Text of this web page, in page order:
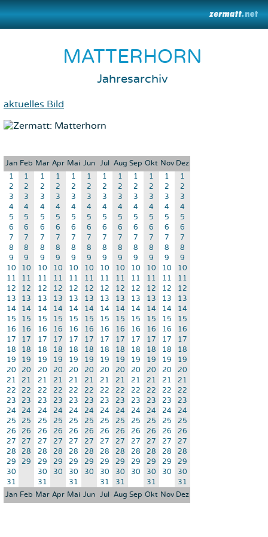
MATTERHORN
Jahresarchiv
aktuelles Bild
Jan Feb Mar Apr Mai Jun Jul Aug Sep Okt Nov Dez
Jan Feb Mar Apr Mai Jun Jul Aug Sep Okt Nov Dez
1 1 1 1 1 1 1 1 1 1 1
1
2
2 2 2 2 2 2 2 2 2 2
2
3
3 3 3 3 3 3 3 3 3 3
3
4
4 4 4 4 4 4 4 4 4 4
4
5
5 5 5 5 5 5 5 5 5 5
5
6
6 6 6 6 6 6 6 6 6 6
6
7
7 7 7 7 7 7 7 7 7 7
7
8
8 8 8 8 8 8 8 8 8 8
8
9
9 9 9 9 9 9 9 9 9 9
9
10
10 10 10 10 10 10 10 10 10 10
10
11
11 11 11 11 11 11 11 11 11 11
11
12
12 12 12 12 12 12 12 12 12 12
12
13
13 13 13 13 13 13 13 13 13 13
13
14
14 14 14 14 14 14 14 14 14 14
14
15
15 15 15 15 15 15 15 15 15 15
15
16
16 16 16 16 16 16 16 16 16 16
16
17
17 17 17 17 17 17 17 17 17 17
17
18
18 18 18 18 18 18 18 18 18 18
18
19
19 19 19 19 19 19 19 19 19 19
19
20
20 20 20 20 20 20 20 20 20 20
20
21
21 21 21 21 21 21 21 21 21 21
21
22
22 22 22 22 22 22 22 22 22 22
22
23
23 23 23 23 23 23 23 23 23 23
23
24
24 24 24 24 24 24 24 24 24 24
24
25
25 25 25 25 25 25 25 25 25 25
25
26
26 26 26 26 26 26 26 26 26 26
26
27
27 27 27 27 27 27 27 27 27 27
27
28
28 28 28 28 28 28 28 28 28 28
28
29
29 29 29 29 29 29 29 29 29 29
29
30
30 30 30 30 30 30 30 30 30
30
31
31 31 31 31 31 31